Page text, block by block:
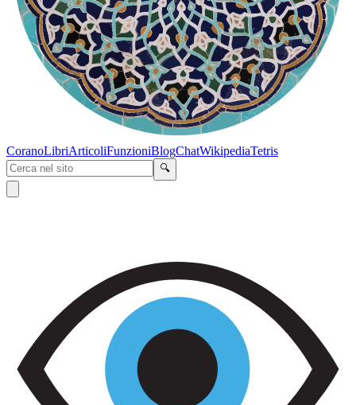
CoranoLibriArticoliFunzioniBlogChatWikipediaTetris
🔍